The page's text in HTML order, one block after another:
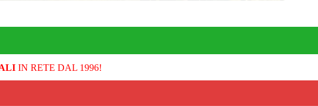
IN RETE DAL 1996!